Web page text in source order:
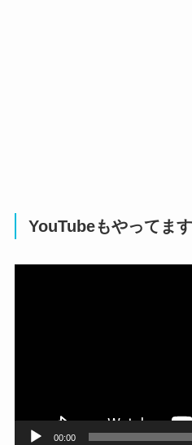
YouTubeもやってます
00:00